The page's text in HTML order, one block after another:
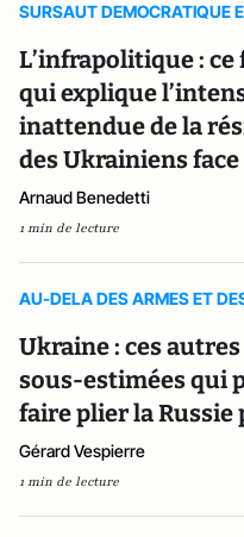
SURSAUT DEMOCRATIQUE
L’infrapolitique : ce
qui explique
inattendue de la
des Ukrainiens
Arnaud Benedetti
1 min de lecture
AU-DELA DES ARMES ET
Ukraine : ces
sous-estimées qui
faire plier la Russie
Gérard Vespierre
1 min de lecture